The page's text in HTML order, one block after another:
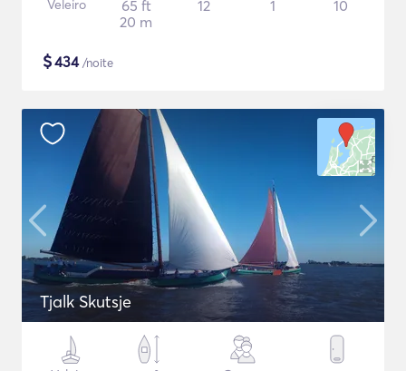
Veleiro
65 ft
20 m
12 1 10
$434/noite
Tjalk Skutsje